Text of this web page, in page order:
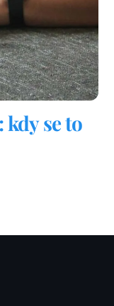
kdy se to